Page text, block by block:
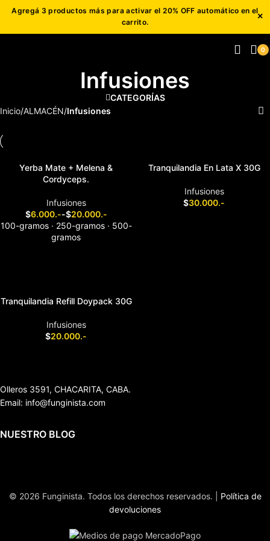
Agregá 3 productos más para activar el 20% OFF automático en el
carrito.
×
Skip to navigation
0
Infusiones
CATEGORÍAS
Inicio/ALMACÉN/Infusiones
Yerba Mate + Melena &
Cordyceps.
Infusiones
$6.000.--$20.000.-
100-gramos · 250-gramos · 500-
gramos
Tranquilandia En Lata X 30G
Infusiones
$30.000.-
Tranquilandia Refill Doypack 30G
Infusiones
$20.000.-
Olleros 3591, CHACARITA, CABA.
Email: info@funginista.com
NUESTRO BLOG
© 2026 Funginista. Todos los derechos reservados. | Política de
devoluciones